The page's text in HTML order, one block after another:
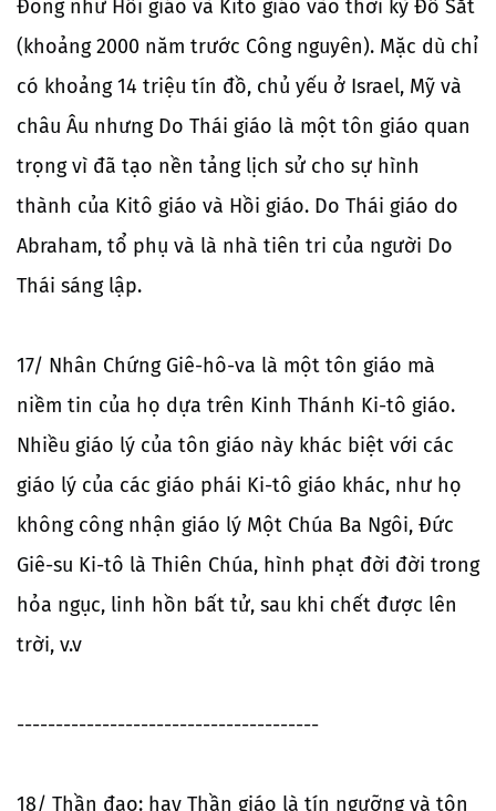
Đông như Hồi giáo và Kitô giáo vào thời kỳ Đồ Sắt
(khoảng 2000 năm trước Công nguyên). Mặc dù chỉ
có khoảng 14 triệu tín đồ, chủ yếu ở Israel, Mỹ và
châu Âu nhưng Do Thái giáo là một tôn giáo quan
trọng vì đã tạo nền tảng lịch sử cho sự hình
thành của Kitô giáo và Hồi giáo. Do Thái giáo do
Abraham, tổ phụ và là nhà tiên tri của người Do
Thái sáng lập.
17/ Nhân Chứng Giê-hô-va là một tôn giáo mà
niềm tin của họ dựa trên Kinh Thánh Ki-tô giáo.
Nhiều giáo lý của tôn giáo này khác biệt với các
giáo lý của các giáo phái Ki-tô giáo khác, như họ
không công nhận giáo lý Một Chúa Ba Ngôi, Đức
Giê-su Ki-tô là Thiên Chúa, hình phạt đời đời trong
hỏa ngục, linh hồn bất tử, sau khi chết được lên
trời, v.v
---------------------------------------
18/ Thần đạo: hay Thần giáo là tín ngưỡng và tôn